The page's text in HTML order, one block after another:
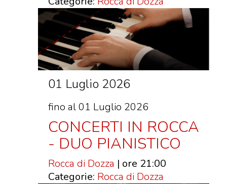
01 Luglio 2026
fino al 01 Luglio 2026
CONCERTI IN ROCCA
- DUO PIANISTICO
Rocca di Dozza | ore 21:00
Categorie: Rocca di Dozza